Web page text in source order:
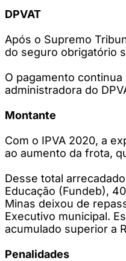
DPVAT
Após o Supremo
do seguro obrigatório
O pagamento
administradora do
Montante
Com o IPVA 2020, a
ao aumento da frota,
Desse total
Educação (Fundeb),
Minas deixou de
Executivo municipal.
acumulado superior a
Penalidades